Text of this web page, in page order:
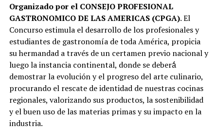
Organizado por el CONSEJO PROFESIONAL
GASTRONOMICO DE LAS AMERICAS (CPGA). El
Concurso estimula el desarrollo de los profesionales y
estudiantes de gastronomía de toda América, propicia
su hermandad a través de un certamen previo nacional y
luego la instancia continental, donde se deberá́
demostrar la evolución y el progreso del arte culinario,
procurando el rescate de identidad de nuestras cocinas
regionales, valorizando sus productos, la sostenibilidad
y el buen uso de las materias primas y su impacto en la
industria.